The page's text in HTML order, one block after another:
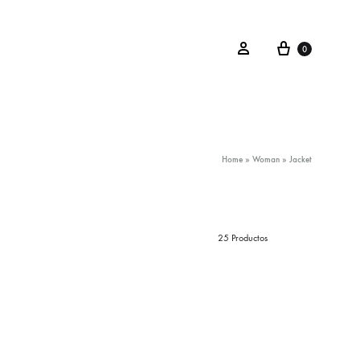
Iniciar SesiónCarrito
0
Home » Woman » Jacket
25 Productos